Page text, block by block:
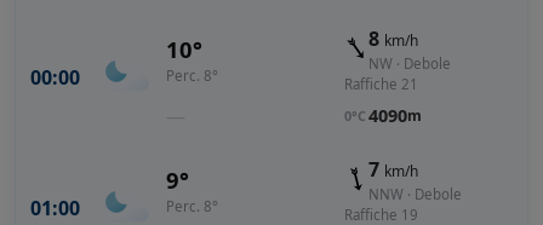
00:00
10°
Perc. 8°
—
8 km/h
NW · Debole
Raffiche 21
0°C 4090m
01:00
9°
Perc. 8°
7 km/h
NNW · Debole
Raffiche 19